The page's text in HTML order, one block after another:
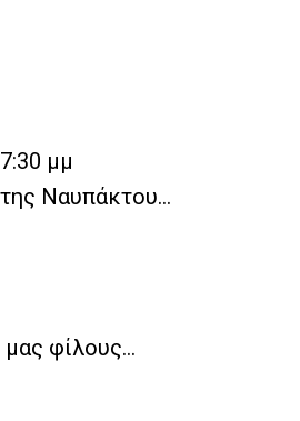
μμ
Ναυπάκτου…
φίλους…